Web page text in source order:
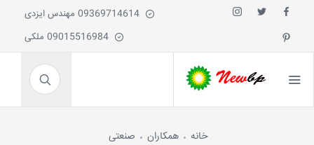
خانه همکاران صنعتی